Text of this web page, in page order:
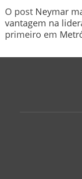
O post Neymar
vantagem na
primeiro em